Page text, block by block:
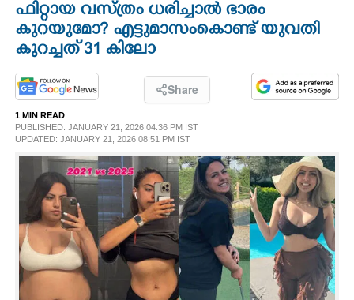
OPINION
PHOTOS
LIFESTYLE
SPIRITUAL
INFO+
ART
ഫിറ്റായ വസ്ത്രം ധരിച്ചാൽ ഭാരം
കുറയുമോ? എട്ടുമാസംകൊണ്ട് യുവതി
കുറച്ചത് 31 കിലോ
Share
1 MIN READ
PUBLISHED: JANUARY 21, 2026 04:36 PM IST
UPDATED: JANUARY 21, 2026 08:51 PM IST